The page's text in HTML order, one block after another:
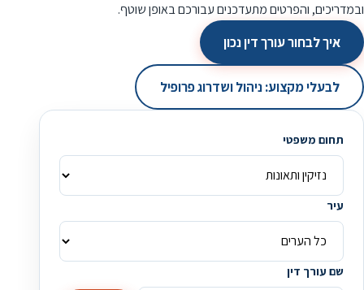
ובמדריכים, והפרטים מתעדכנים עבורכם באופן שוטף.
איך לבחור עורך דין נכון
לבעלי מקצוע: ניהול ושדרוג פרופיל
תחום משפטי
עיר
שם עורך דין